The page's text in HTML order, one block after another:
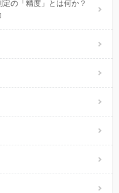
定の「精度」とは何か？